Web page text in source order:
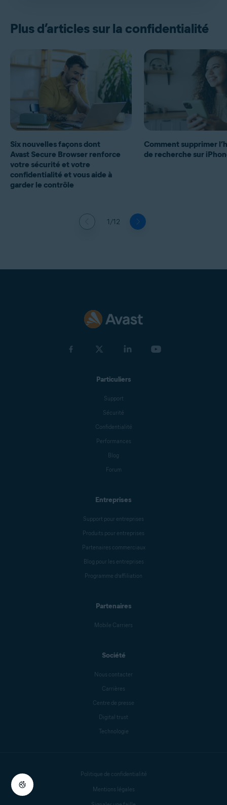
Plus d’articles sur la confidentialité
1/12
Six nouvelles façons dont
Avast Secure Browser renforce
votre sécurité et votre
confidentialité et vous aide à
garder le contrôle
Comment supprimer
de recherche sur
Particuliers
Support
Sécurité
Confidentialité
Performances
Blog
Forum
Entreprises
Support pour entreprises
Produits pour entreprises
Partenaires commerciaux
Blog pour les entreprises
Programme d’affiliation
Partenaires
Mobile Carriers
Société
Nous contacter
Carrières
Centre de presse
Digital trust
Technologie
Politique de confidentialité
Mentions légales